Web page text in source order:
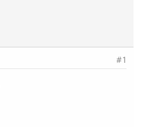
#1